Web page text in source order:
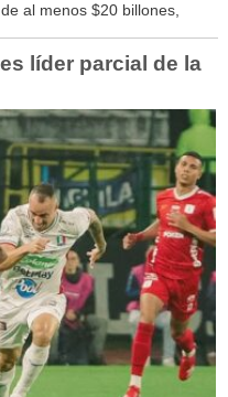
al menos $20 billones,
líder parcial de la